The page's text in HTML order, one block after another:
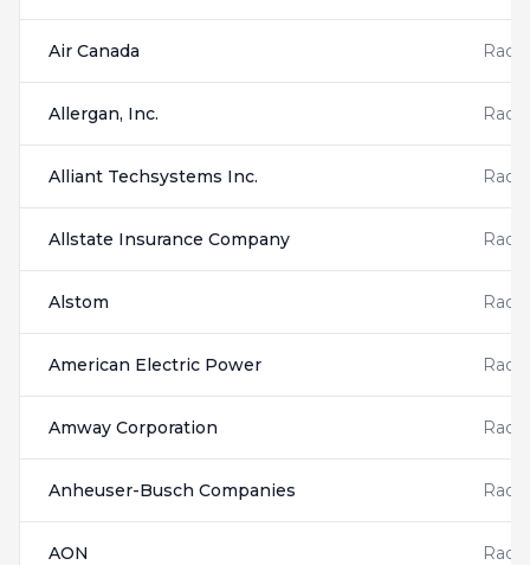
Air Canada
Allergan, Inc.
Alliant Techsystems Inc.
Allstate Insurance Company
Alstom
American Electric Power
Amway Corporation
Anheuser-Busch Companies
AON